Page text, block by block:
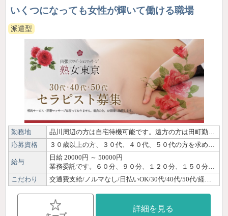
いくつになっても女性が輝いて働ける職場
派遣型
勤務地
品川周辺の方は自宅待機可能です。遠方の方は田町勤務になります
応募資格
３０歳以上の方、３０代、４０代、５０代の方を求めています。マッサージ経験がある方を希望しています。
給与
日給 20000円 ～ 50000円
業務委託です。６０分、９０分、１２０分、１５０分、１８０分またはそれ以上のコースがあります。時間により支給額が変わります １回の仕事につき、施術代の５０パーセントバックと交通費２０００円と指名料１０００円が加算されます。お給料は人により施術した人数にもより変わります
こだわり
交通費支給/ノルマなし/日払いOK/30代/40代/50代/経験者優遇/OL/主婦・子育てママ/体験・見学OK/自由シフト制/短時間OK/副業・WワークOK/駅徒歩圏内/個室待機あり/店泊可能/Wi-Fi完備/制服貸出/研修制度あり/女性講師による講習
詳細を見る